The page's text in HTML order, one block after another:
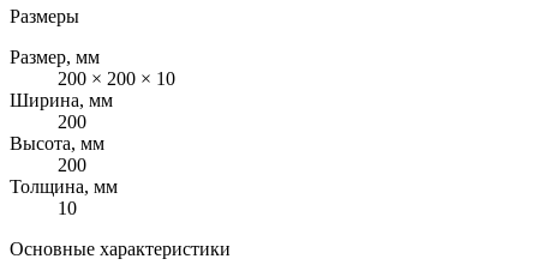
Размеры
Размер, мм
200 × 200 × 10
Ширина, мм
200
Высота, мм
200
Толщина, мм
10
Основные характеристики